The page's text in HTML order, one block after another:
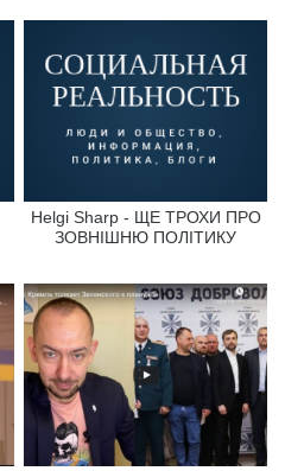
Helgi Sharp - ЩЕ ТРОХИ ПРО
ЗОВНІШНЮ ПОЛІТИКУ